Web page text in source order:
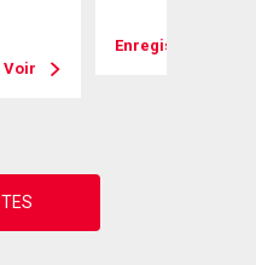
Voir
Enregistrer